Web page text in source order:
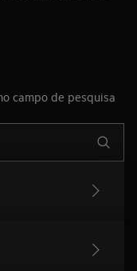
campo de pesquisa